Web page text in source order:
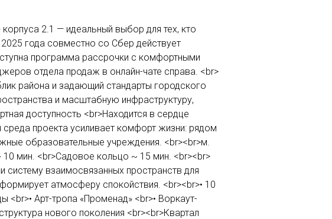
2.1 — идеальный выбор для тех, кто
года совместно со Сбер действует
программа рассрочки с комфортными
отдела продаж в онлайн-чате справа. <br>
района и задающий стандарты городского
и масштабную инфраструктуру,
доступность <br>Находится в сердце
проекта усиливает комфорт жизни: рядом
образовательные учреждения. <br><br>м.
мин. <br>Садовое кольцо ~ 15 мин. <br><br>
взаимосвязанных пространств для
атмосферу спокойствия. <br><br>• 10
<br>• Арт-тропа «Променад» <br>• Воркаут-
нового поколения <br><br>Квартал